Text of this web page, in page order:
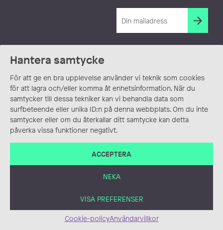
Hantera samtycke
För att ge en bra upplevelse använder vi teknik som cookies
för att lagra och/eller komma åt enhetsinformation. När du
samtycker till dessa tekniker kan vi behandla data som
surfbeteende eller unika ID:n på denna webbplats. Om du inte
samtycker eller om du återkallar ditt samtycke kan detta
påverka vissa funktioner negativt.
ACCEPTERA
NEKA
VISA PREFERENSER
Cookie-policyAnvändarvillkor
ANVÄNDARVILLKOR